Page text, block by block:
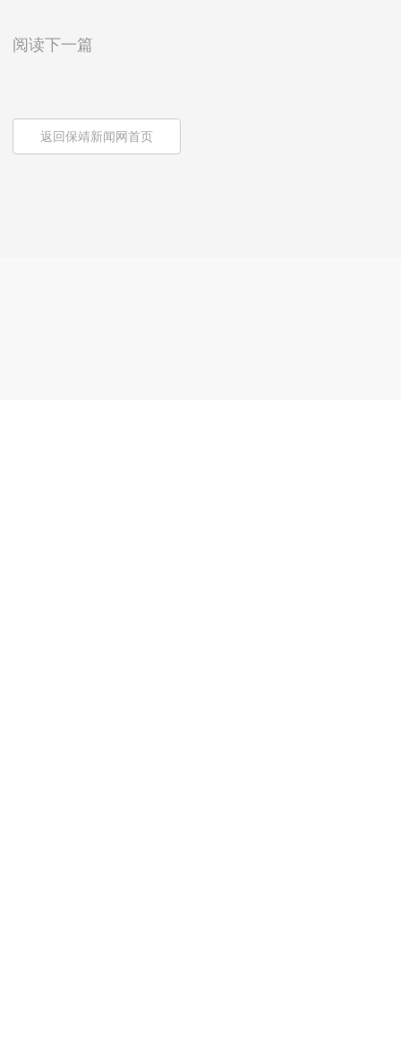
阅读下一篇
返回保靖新闻网首页